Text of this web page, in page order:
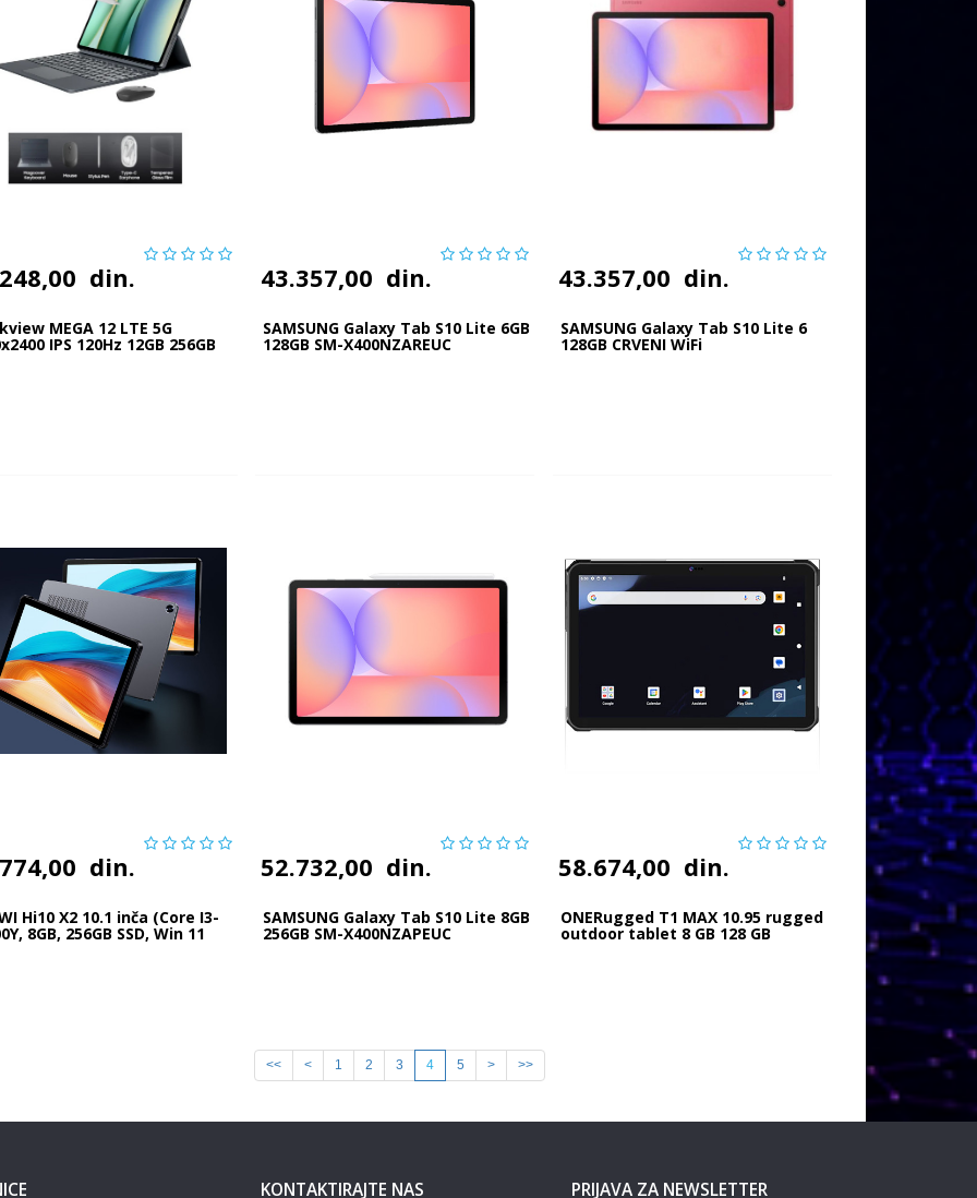
din.
MEGA 12 LTE 5G
IPS 120Hz 12GB 256GB
43.357,00 din.
SAMSUNG Galaxy Tab S10 Lite 6GB
128GB SM-X400NZAREUC
43.357,00 din.
SAMSUNG Galaxy Tab S10 Lite 6
128GB CRVENI WiFi
din.
Hi10 X2 10.1 inča (Core I3-
8GB, 256GB SSD, Win 11
52.732,00 din.
SAMSUNG Galaxy Tab S10 Lite 8GB
256GB SM-X400NZAPEUC
58.674,00 din.
ONERugged T1 MAX 10.95 rugged
outdoor tablet 8 GB 128 GB
<< < 1 2 3 4 5 > >>
KONTAKTIRAJTE NAS PRIJAVA ZA NEWSLETTER